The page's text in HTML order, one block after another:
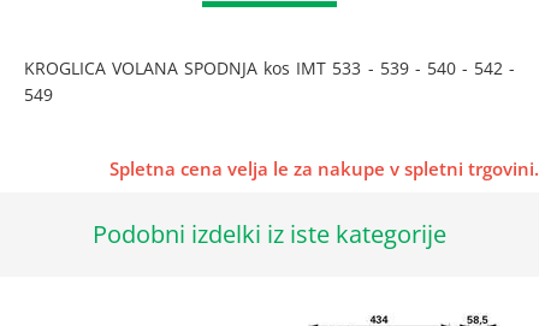
KROGLICA VOLANA SPODNJA kos IMT 533 - 539 - 540 - 542 -
549
Spletna cena velja le za nakupe v spletni trgovini.
Podobni izdelki iz iste kategorije